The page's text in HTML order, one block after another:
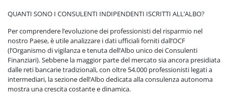
QUANTI SONO I CONSULENTI INDIPENDENTI ISCRITTI ALL’ALBO?
Per comprendere l’evoluzione dei professionisti del risparmio nel
nostro Paese,è utile analizzare i dati ufficiali forniti dall’OCF
(l’Organismo di vigilanza e tenuta dell’Albo unico dei Consulenti
Finanziari). Sebbene la maggior parte del mercato sia ancora presidiata
dalle reti bancarie tradizionali, con oltre 54.000 professionisti legati a
intermediari, la sezione dell’Albo dedicata alla consulenza autonoma
mostra una crescita costante e dinamica.